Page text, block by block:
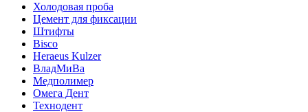
Холодовая проба
Цемент для фиксации
Штифты
Bisco
Heraeus Kulzer
ВладМиВа
Медполимер
Омега Дент
Технодент